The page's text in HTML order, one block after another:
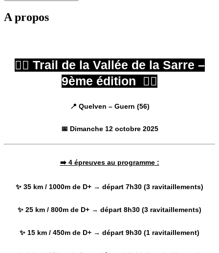
A propos
🏃‍♂️ Trail de la Vallée de la Sarre –
9ème édition 🏃‍♂️
📍 Quelven – Guern (56)
📅 Dimanche 12 octobre 2025
➡️ 4 épreuves au programme :
✨ 35 km / 1000m de D+ → départ 7h30 (3 ravitaillements)
✨ 25 km / 800m de D+ → départ 8h30 (3 ravitaillements)
✨ 15 km / 450m de D+ → départ 9h30 (1 ravitaillement)